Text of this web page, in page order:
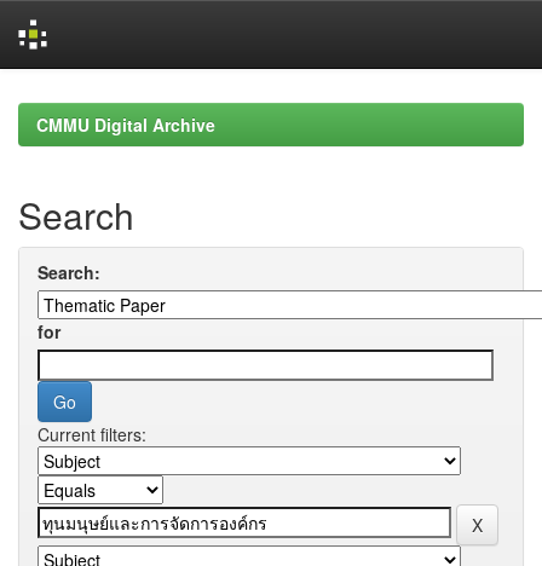
navigationCMMU Digital Archive
Search
Search:
for
Current filters: